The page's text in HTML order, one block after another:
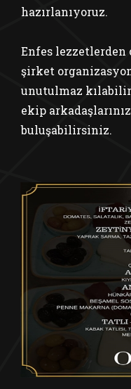
hazırlanıyoruz.
Enfes
şirket
unutulmaz
ekip
buluşabilirsiniz.